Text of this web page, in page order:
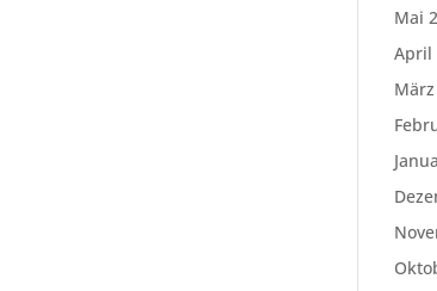
Mai
April